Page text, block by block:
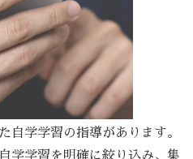
自学学習の指導があります。
学学習を明確に絞り込み、集